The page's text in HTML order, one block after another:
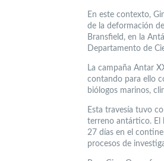
En este contexto,
de la deformación
Bransfield, en la
Departamento de
La campaña Antar
contando para ello
biólogos marinos,
Esta travesía tuvo
terreno antártico. El
27 días en el
procesos de